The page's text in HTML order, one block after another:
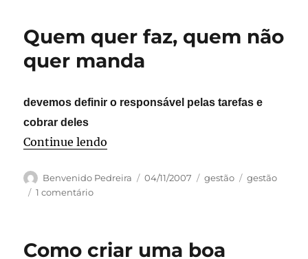
dois
donos
morre
Quem quer faz, quem não
quer manda
devemos definir o responsável pelas tarefas e
cobrar deles
Continue lendo
Autor
Benvenido Pedreira
Publicado
04/11/2007 Categorias
gestão Tags
gestão
1 comentárioem
quem
Como criar uma boa